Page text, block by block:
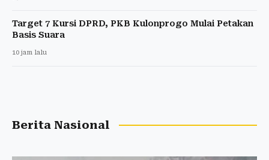
Target 7 Kursi DPRD, PKB Kulonprogo Mulai Petakan
Basis Suara
10 jam lalu
Berita Nasional